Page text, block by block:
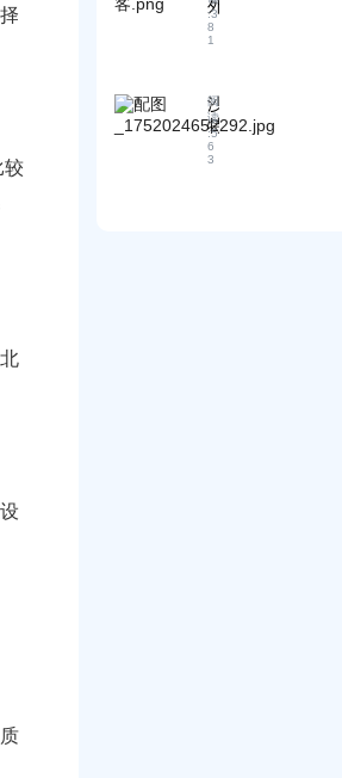
升
级
法
与
指
南
！
！
外
发
信
模
画
像
指
南
：
从
外
贸
B
企
业
如
:3
8
1
沙
特
S
A
阅
读
:5
6
3
较